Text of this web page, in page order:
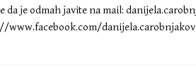
da je odmah javite na mail:
www.facebook.com/